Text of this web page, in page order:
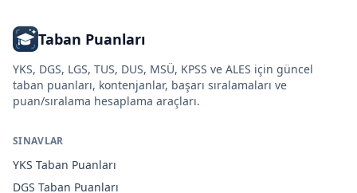
Taban Puanları
YKS, DGS, LGS, TUS, DUS, MSÜ, KPSS ve ALES için güncel
taban puanları, kontenjanlar, başarı sıralamaları ve
puan/sıralama hesaplama araçları.
SINAVLAR
YKS Taban Puanları
DGS Taban Puanları